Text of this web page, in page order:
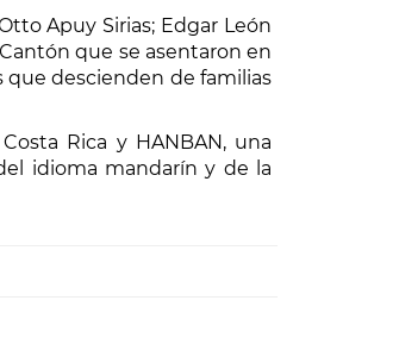
Apuy Sirias; Edgar León
que se asentaron en
que descienden de familias
Rica y HANBAN, una
idioma mandarín y de la